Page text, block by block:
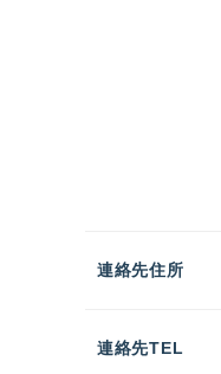
連絡先住所
連絡先TEL